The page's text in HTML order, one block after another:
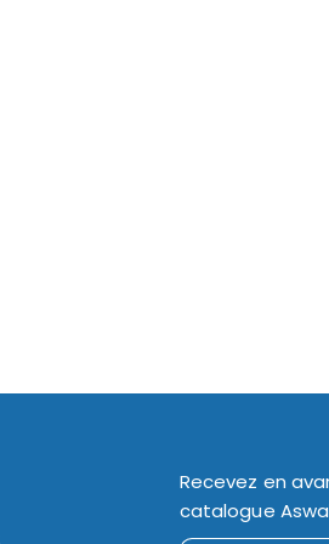
Recevez en
catalogue